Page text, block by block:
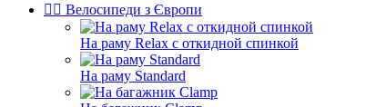
🚴‍♂️ Велосипеди з Європи
На раму Relax с откидной спинкой
На раму Standard